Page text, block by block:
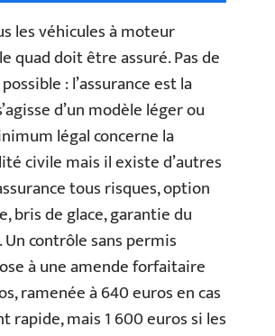
les véhicules à moteur
quad doit être assuré. Pas de
: l’assurance est la
d’un modèle léger ou
légal concerne la
civile mais il existe d’autres
tous risques, option
bris de glace, garantie du
contrôle sans permis
à une amende forfaitaire
ramenée à 640 euros en cas
rapide, mais 1 600 euros si les